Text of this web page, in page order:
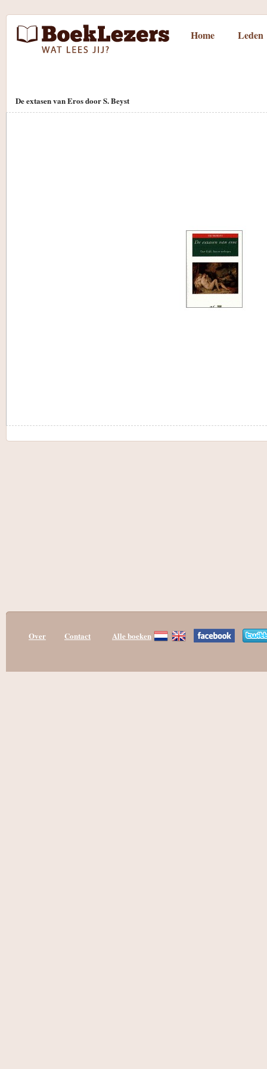
Home Leden
De extasen van Eros door S. Beyst
Over Contact Alle boeken